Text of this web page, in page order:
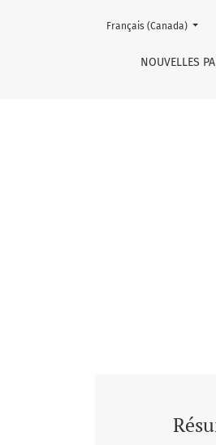
Le doigt et les étoiles
NOUVELLES
Changer de langue. La
Français (Canada)